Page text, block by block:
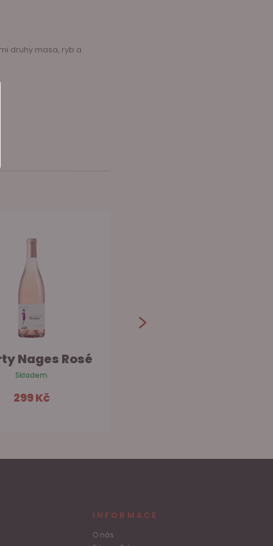
druhy masa, ryb a
Nages Rosé
Skladem
299 Kč
INFORMACE
O nás